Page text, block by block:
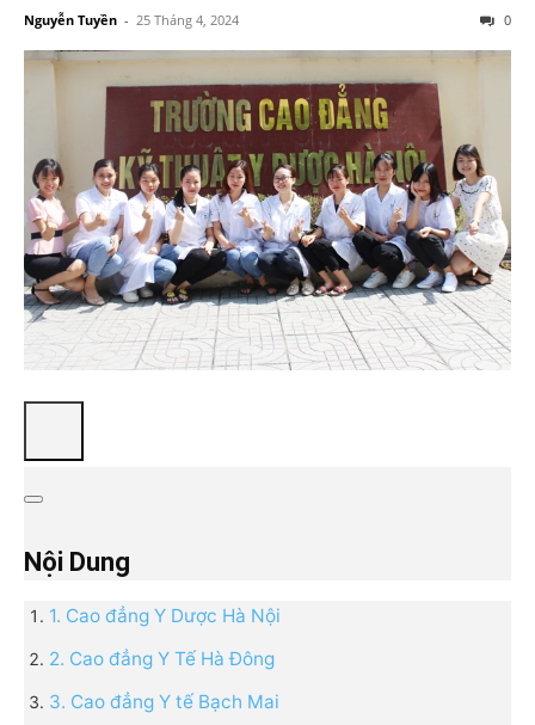
Nguyễn Tuyền - 25 Tháng 4, 2024 0
Nội Dung
1. Cao đẳng Y Dược Hà Nội
2. Cao đẳng Y Tế Hà Đông
3. Cao đẳng Y tế Bạch Mai